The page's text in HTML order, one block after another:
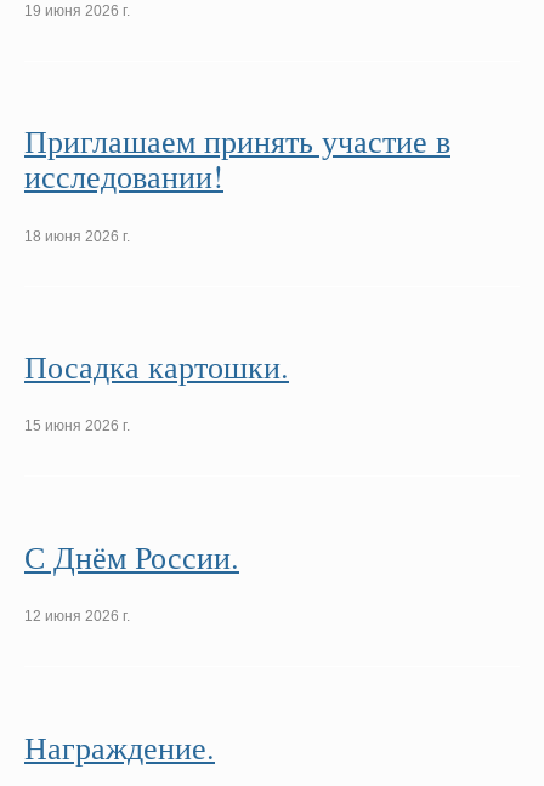
19 июня 2026 г.
Приглашаем принять участие в
исследовании!
18 июня 2026 г.
Посадка картошки.
15 июня 2026 г.
С Днём России.
12 июня 2026 г.
Награждение.